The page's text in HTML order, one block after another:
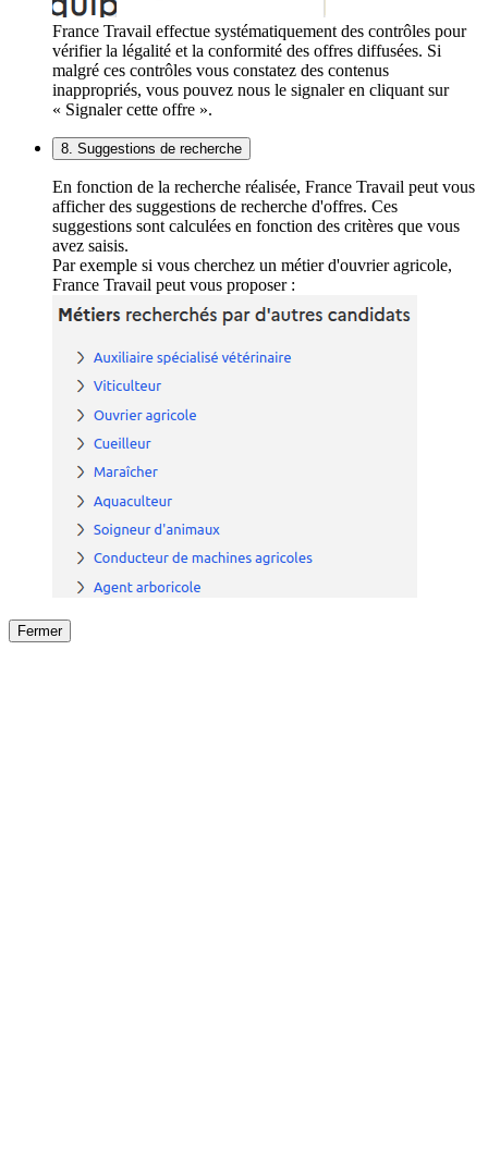
France Travail effectue systématiquement des contrôles pour
vérifier la légalité et la conformité des offres diffusées. Si
malgré ces contrôles vous constatez des contenus
inappropriés, vous pouvez nous le signaler en cliquant sur
« Signaler cette offre ».
8. Suggestions de recherche
En fonction de la recherche réalisée, France Travail peut vous
afficher des suggestions de recherche d'offres. Ces
suggestions sont calculées en fonction des critères que vous
avez saisis.
Par exemple si vous cherchez un métier d'ouvrier agricole,
France Travail peut vous proposer :
Fermer